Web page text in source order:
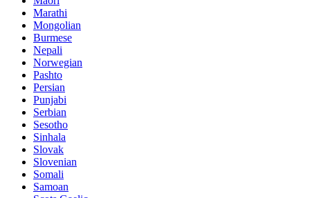
Marathi
Mongolian
Burmese
Nepali
Norwegian
Pashto
Persian
Punjabi
Serbian
Sesotho
Sinhala
Slovak
Slovenian
Somali
Samoan